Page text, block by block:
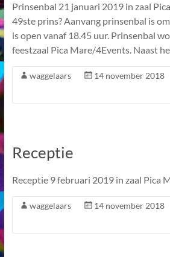
Prinsenbal 21 januari 2019 in zaal
49ste prins? Aanvang prinsenbal is
is open vanaf 18.45 uur. Prinsenbal
feestzaal Pica Mare/4Events. Naast
waggelaars 14 november 2018
Receptie
Receptie 9 februari 2019 in zaal Pica
waggelaars 14 november 2018